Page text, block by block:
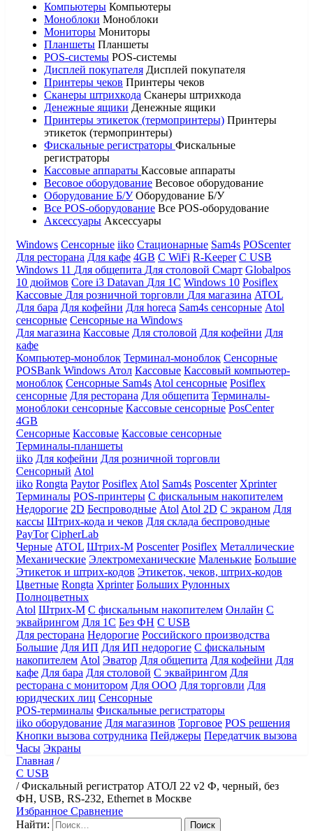
Компьютеры Компьютеры
Моноблоки Моноблоки
Мониторы Мониторы
Планшеты Планшеты
POS-системы POS-системы
Дисплей покупателя Дисплей покупателя
Принтеры чеков Принтеры чеков
Сканеры штрихкода Сканеры штрихкода
Денежные ящики Денежные ящики
Принтеры этикеток (термопринтеры) Принтеры
этикеток (термопринтеры)
Фискальные регистраторы Фискальные
регистраторы
Кассовые аппараты Кассовые аппараты
Весовое оборудование Весовое оборудование
Оборудование Б/У Оборудование Б/У
Все POS-оборудование Все POS-оборудование
Аксессуары Аксессуары
Windows Сенсорные iiko Стационарные Sam4s POScenter
Для ресторана Для кафе 4GB С WiFi R-Keeper С USB
Windows 11 Для общепита Для столовой Смарт Globalpos
10 дюймов Core i3 Datavan Для 1С Windows 10 Posiflex
Кассовые Для розничной торговли Для магазина ATOL
Для бара Для кофейни Для horeca Sam4s сенсорные Atol
сенсорные Сенсорные на Windows
Для магазина Кассовые Для столовой Для кофейни Для
кафе
Компьютер-моноблок Терминал-моноблок Сенсорные
POSBank Windows Атол Кассовые Кассовый компьютер-
моноблок Сенсорные Sam4s Atol сенсорные Posiflex
сенсорные Для ресторана Для общепита Терминалы-
моноблоки сенсорные Кассовые сенсорные PosCenter
4GB
Сенсорные Кассовые Кассовые сенсорные
Терминалы-планшеты
iiko Для кофейни Для розничной торговли
Сенсорный Atol
iiko Rongta Paytor Posiflex Atol Sam4s Poscenter Xprinter
Терминалы POS-принтеры С фискальным накопителем
Недорогие 2D Беспроводные Atol Atol 2D С экраном Для
кассы Штрих-кода и чеков Для склада беспроводные
PayTor CipherLab
Черные ATOL Штрих-М Poscenter Posiflex Металлические
Механические Электромеханические Маленькие Большие
Этикеток и штрих-кодов Этикеток, чеков, штрих-кодов
Цветные Rongta Xprinter Больших Рулонных
Полноцветных
Atol Штрих-М С фискальным накопителем Онлайн С
эквайрингом Для 1С Без ФН С USB
Для ресторана Недорогие Российского производства
Большие Для ИП Для ИП недорогие С фискальным
накопителем Atol Эватор Для общепита Для кофейни Для
кафе Для бара Для столовой С эквайрингом Для
ресторана с монитором Для ООО Для торговли Для
юридческих лиц Сенсорные
POS-терминалы Фискальные регистраторы
iiko оборудование Для магазинов Торговое POS решения
Кнопки вызова сотрудника Пейджеры Передатчик вызова
Часы Экраны
Главная /
C USB
/Фискальный регистратор АТОЛ 22 v2 Ф, черный, без
ФН, USB, RS-232, Ethernet в Москве
Избранное Сравнение
Найти: